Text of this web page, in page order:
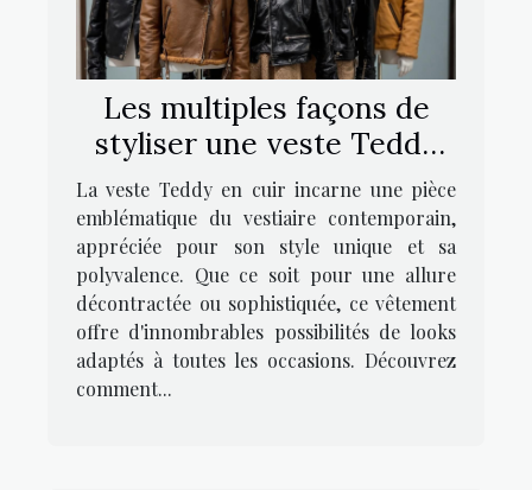
Les multiples façons de
styliser une veste Teddy
en cuir
La veste Teddy en cuir incarne une pièce
emblématique du vestiaire contemporain,
appréciée pour son style unique et sa
polyvalence. Que ce soit pour une allure
décontractée ou sophistiquée, ce vêtement
offre d'innombrables possibilités de looks
adaptés à toutes les occasions. Découvrez
comment...